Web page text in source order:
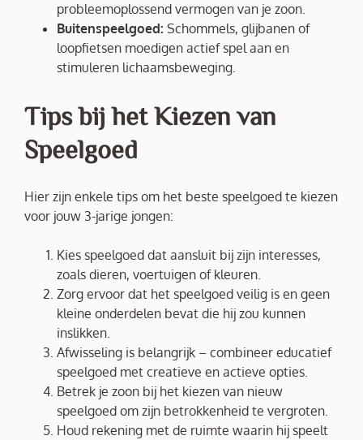
probleemoplossend vermogen van je zoon.
Buitenspeelgoed: Schommels, glijbanen of
loopfietsen moedigen actief spel aan en
stimuleren lichaamsbeweging.
Tips bij het Kiezen van
Speelgoed
Hier zijn enkele tips om het beste speelgoed te kiezen
voor jouw 3-jarige jongen:
Kies speelgoed dat aansluit bij zijn interesses,
zoals dieren, voertuigen of kleuren.
Zorg ervoor dat het speelgoed veilig is en geen
kleine onderdelen bevat die hij zou kunnen
inslikken.
Afwisseling is belangrijk – combineer educatief
speelgoed met creatieve en actieve opties.
Betrek je zoon bij het kiezen van nieuw
speelgoed om zijn betrokkenheid te vergroten.
Houd rekening met de ruimte waarin hij speelt